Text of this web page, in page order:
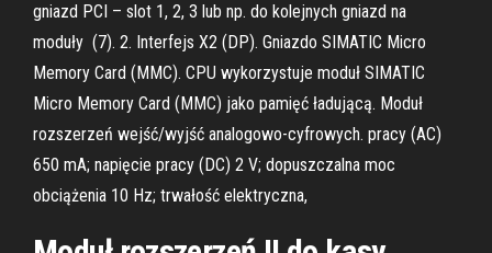
gniazd PCI – slot 1, 2, 3 lub np. do kolejnych gniazd na
moduły (7). 2. Interfejs X2 (DP). Gniazdo SIMATIC Micro
Memory Card (MMC). CPU wykorzystuje moduł SIMATIC
Micro Memory Card (MMC) jako pamięć ładującą. Moduł
rozszerzeń wejść/wyjść analogowo-cyfrowych. pracy (AC)
650 mA; napięcie pracy (DC) 2 V; dopuszczalna moc
obciążenia 10 Hz; trwałość elektryczna,